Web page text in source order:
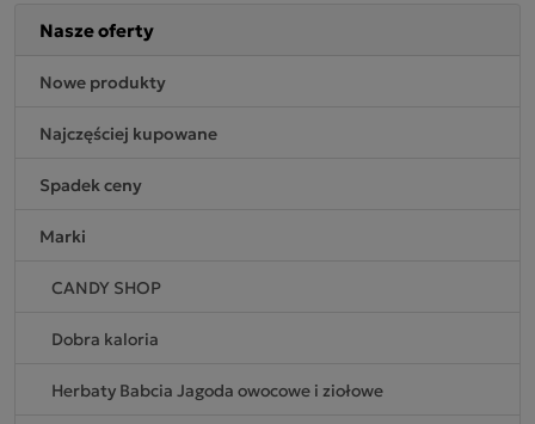
Nasze oferty
Nowe produkty
Najczęściej kupowane
Spadek ceny
Marki
CANDY SHOP
Dobra kaloria
Herbaty Babcia Jagoda owocowe i ziołowe